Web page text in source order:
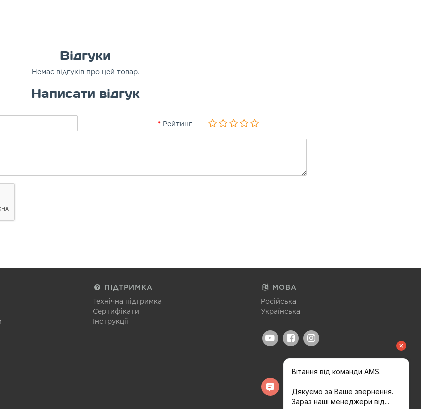
Відгуки
Немає відгуків про цей товар.
Написати відгук
Рейтинг
ПІДТРИМКА
Технічна підтримка
Сертифікати
Інструкції
МОВА
Російська
Українська